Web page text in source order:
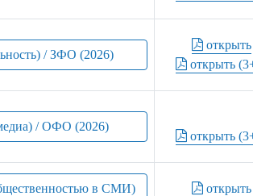
/ ЗФО (2026)
открыть
открыть
/ ОФО (2026)
открыть
в СМИ)
открыть